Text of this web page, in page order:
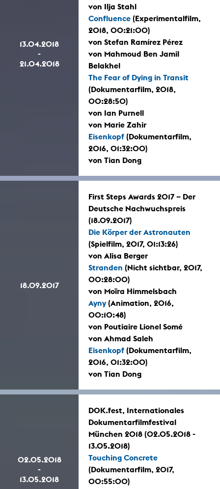
13.04.2018
-
21.04.2018
von Ilja Stahl
Confluence (Experimentalfilm,
2018, 00:21:00)
von Stefan Ramírez Pérez
von Mahmoud Ben Jamil
Belakhel
The Fear of Dying in Transit
(Dokumentarfilm, 2018,
00:28:50)
von Ian Purnell
von Marie Zahir
Eisenkopf (Dokumentarfilm,
2016, 01:32:00)
von Tian Dong
18.09.2017
First Steps Awards 2017 – Der
Deutsche Nachwuchspreis
(18.09.2017)
Die Körper der Astronauten
(Spielfilm, 2017, 01:13:26)
von Alisa Berger
Stranden (Nicht sichtbar, 2017,
00:28:00)
von Moïra Himmelsbach
Ayny(Animation, 2016,
00:10:48)
von Poutiaire Lionel Somé
von Ahmad Saleh
Eisenkopf (Dokumentarfilm,
2016, 01:32:00)
von Tian Dong
02.05.2018
-
13.05.2018
DOK.fest, Internationales
Dokumentarfilmfestival
München 2018 (02.05.2018 -
13.05.2018)
Touching Concrete
(Dokumentarfilm, 2017,
00:55:00)